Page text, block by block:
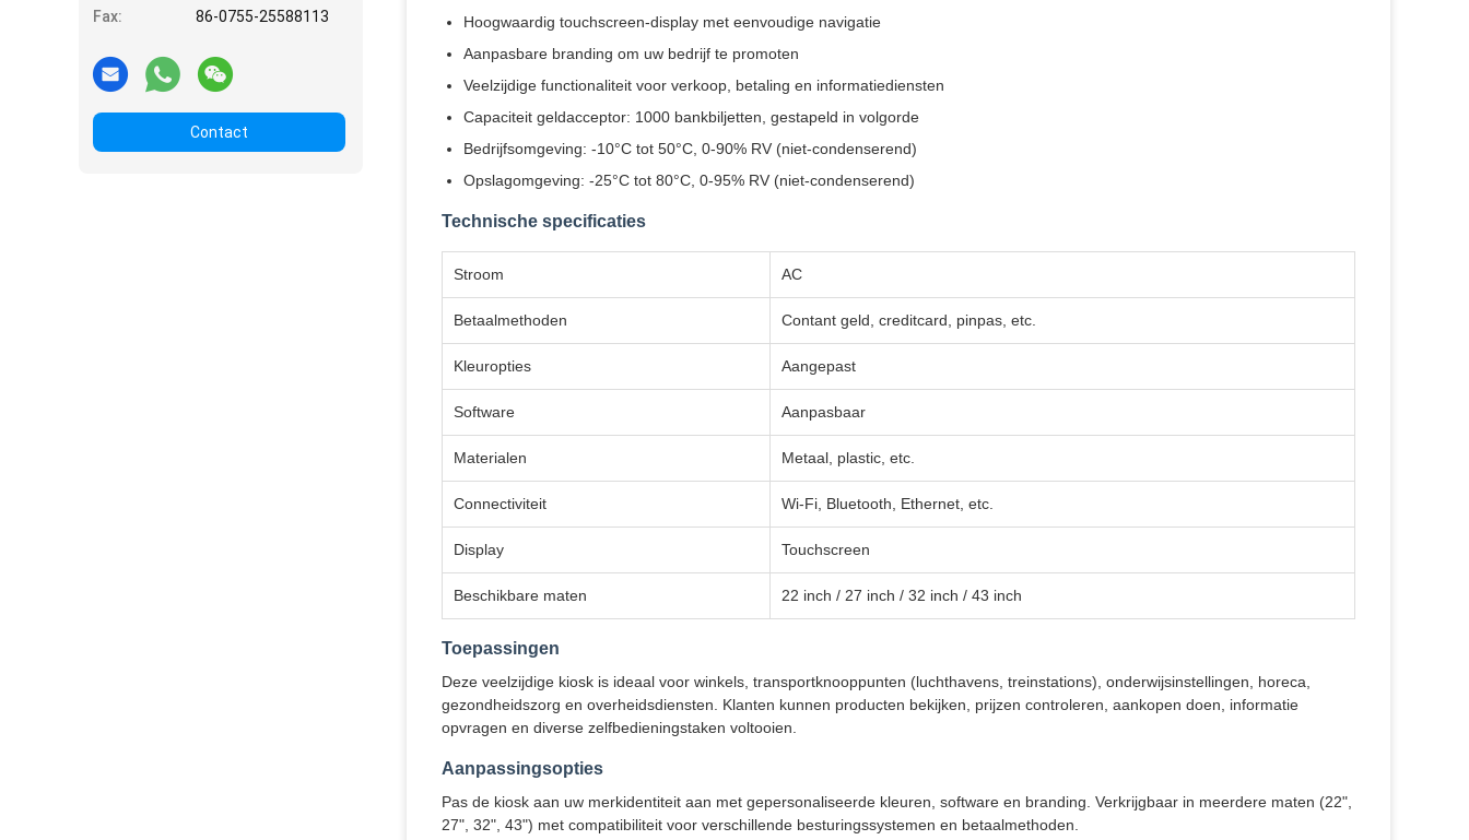
Fax:
86-0755-25588113
Contact
Hoogwaardig touchscreen-display met eenvoudige navigatie
Aanpasbare branding om uw bedrijf te promoten
Veelzijdige functionaliteit voor verkoop, betaling en informatiediensten
Capaciteit geldacceptor: 1000 bankbiljetten, gestapeld in volgorde
Bedrijfsomgeving: -10°C tot 50°C, 0-90% RV (niet-condenserend)
Opslagomgeving: -25°C tot 80°C, 0-95% RV (niet-condenserend)
Technische specificaties
Stroom AC
Betaalmethoden Contant geld, creditcard, pinpas, etc.
Kleuropties Aangepast
Software Aanpasbaar
Materialen Metaal, plastic, etc.
Connectiviteit Wi-Fi, Bluetooth, Ethernet, etc.
Display Touchscreen
Beschikbare maten 22 inch / 27 inch / 32 inch / 43 inch
Toepassingen
Deze veelzijdige kiosk is ideaal voor winkels, transportknooppunten (luchthavens, treinstations), onderwijsinstellingen, horeca,
gezondheidszorg en overheidsdiensten. Klanten kunnen producten bekijken, prijzen controleren, aankopen doen, informatie
opvragen en diverse zelfbedieningstaken voltooien.
Aanpassingsopties
Pas de kiosk aan uw merkidentiteit aan met gepersonaliseerde kleuren, software en branding. Verkrijgbaar in meerdere maten (22",
27", 32", 43") met compatibiliteit voor verschillende besturingssystemen en betaalmethoden.